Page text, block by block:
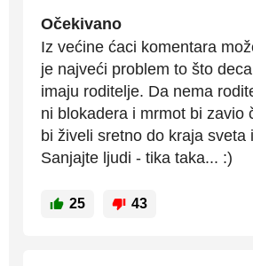
Očekivano
Iz većine ćaci komentara
je najveći problem to što
imaju roditelje. Da nema
ni blokadera i mrmot bi zavio
bi živeli sretno do kraja sveta
Sanjajte ljudi - tika taka... :)
25 43